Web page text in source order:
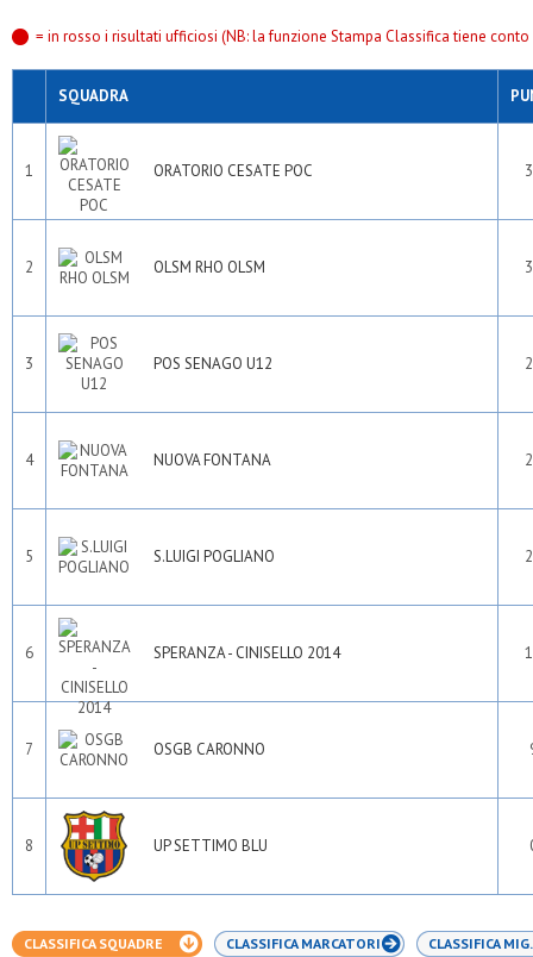
= in rosso i risultati ufficiosi (NB: la funzione Stampa Classifica tiene
SQUADRA
1 ORATORIO CESATE POC
2 OLSM RHO OLSM
3 POS SENAGO U12
4 NUOVA FONTANA
5 S.LUIGI POGLIANO
6 SPERANZA - CINISELLO 2014
7 OSGB CARONNO
8 UP SETTIMO BLU
CLASSIFICA SQUADRE CLASSIFICA MARCATORI CLASSIFICA